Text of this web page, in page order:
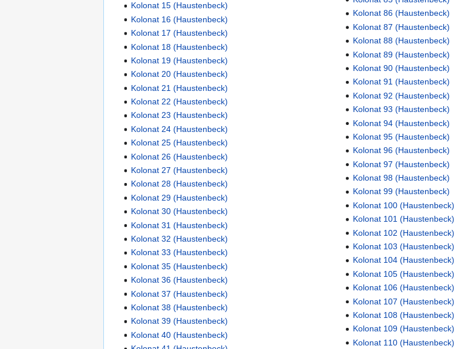
Kolonat 15 (Haustenbeck)
Kolonat 16 (Haustenbeck)
Kolonat 17 (Haustenbeck)
Kolonat 18 (Haustenbeck)
Kolonat 19 (Haustenbeck)
Kolonat 20 (Haustenbeck)
Kolonat 21 (Haustenbeck)
Kolonat 22 (Haustenbeck)
Kolonat 23 (Haustenbeck)
Kolonat 24 (Haustenbeck)
Kolonat 25 (Haustenbeck)
Kolonat 26 (Haustenbeck)
Kolonat 27 (Haustenbeck)
Kolonat 28 (Haustenbeck)
Kolonat 29 (Haustenbeck)
Kolonat 30 (Haustenbeck)
Kolonat 31 (Haustenbeck)
Kolonat 32 (Haustenbeck)
Kolonat 33 (Haustenbeck)
Kolonat 35 (Haustenbeck)
Kolonat 36 (Haustenbeck)
Kolonat 37 (Haustenbeck)
Kolonat 38 (Haustenbeck)
Kolonat 39 (Haustenbeck)
Kolonat 40 (Haustenbeck)
Kolonat 86 (Haustenbeck)
Kolonat 87 (Haustenbeck)
Kolonat 88 (Haustenbeck)
Kolonat 89 (Haustenbeck)
Kolonat 90 (Haustenbeck)
Kolonat 91 (Haustenbeck)
Kolonat 92 (Haustenbeck)
Kolonat 93 (Haustenbeck)
Kolonat 94 (Haustenbeck)
Kolonat 95 (Haustenbeck)
Kolonat 96 (Haustenbeck)
Kolonat 97 (Haustenbeck)
Kolonat 98 (Haustenbeck)
Kolonat 99 (Haustenbeck)
Kolonat 100 (Haustenbeck)
Kolonat 101 (Haustenbeck)
Kolonat 102 (Haustenbeck)
Kolonat 103 (Haustenbeck)
Kolonat 104 (Haustenbeck)
Kolonat 105 (Haustenbeck)
Kolonat 106 (Haustenbeck)
Kolonat 107 (Haustenbeck)
Kolonat 108 (Haustenbeck)
Kolonat 109 (Haustenbeck)
Kolonat 110 (Haustenbeck)